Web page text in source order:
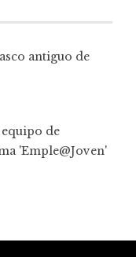
antiguo de
de
'Emple@Joven'